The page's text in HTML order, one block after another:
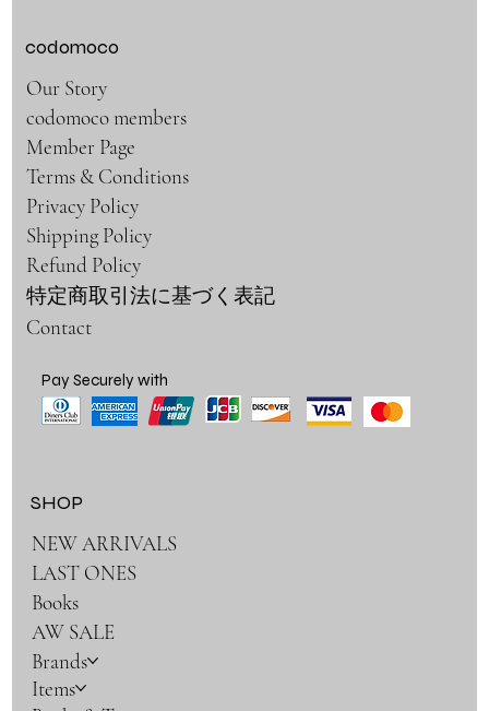
codomoco
Our Story
codomoco members
Member Page
Terms & Conditions
Privacy Policy
Shipping Policy
Refund Policy
特定商取引法に基づく表記
Contact
SHOP
NEW ARRIVALS
LAST ONES
Books
AW SALE
Brands
Items
Pay Securely with